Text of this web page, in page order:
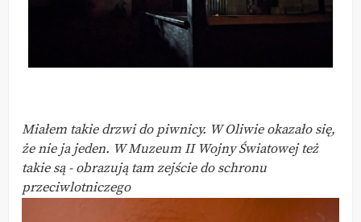
Miałem takie drzwi do piwnicy. W Oliwie okazało się,
że nie ja jeden. W Muzeum II Wojny Światowej też
takie są - obrazują tam zejście do schronu
przeciwlotniczego